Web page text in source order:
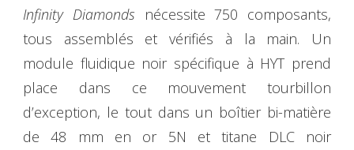
Infinity Diamonds nécessite 750 composants,
tous assemblés et vérifiés à la main. Un
module fluidique noir spécifique à HYT prend
place dans ce mouvement tourbillon
d’exception, le tout dans un boîtier bi-matière
de 48 mm en or 5N et titane DLC noir